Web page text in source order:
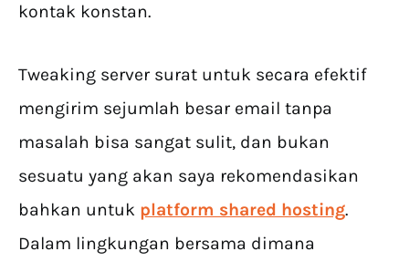
kontak konstan.
Tweaking server surat untuk secara efektif
mengirim sejumlah besar email tanpa
masalah bisa sangat sulit, dan bukan
sesuatu yang akan saya rekomendasikan
bahkan untuk platform shared hosting.
Dalam lingkungan bersama dimana